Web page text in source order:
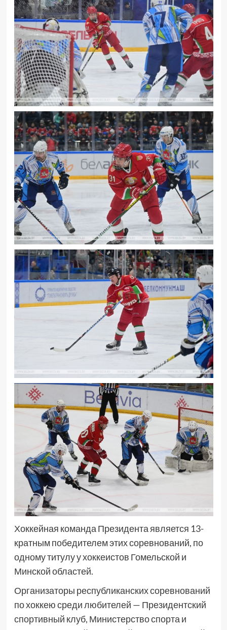
Хоккейная команда Президента является 13-
кратным победителем этих соревнований, по
одному титулу у хоккеистов Гомельской и
Минской областей.
Организаторы республиканских соревнований
по хоккею среди любителей — Президентский
спортивный клуб, Министерство спорта и